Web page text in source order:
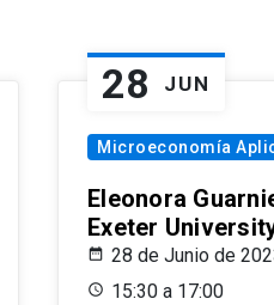
28 JUN
Microeconomía
Eleonora
Exeter
28 de Junio de
15:30 a 17:00